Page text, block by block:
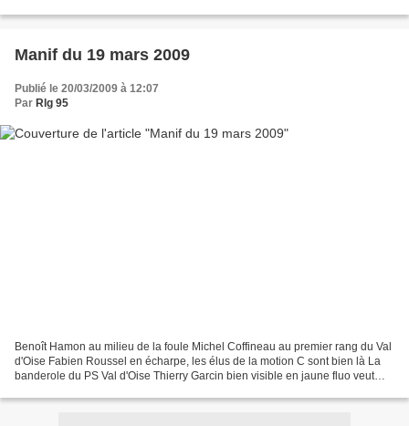
Manif du 19 mars 2009
Publié le 20/03/2009 à 12:07
Par Rlg 95
Benoît Hamon au milieu de la foule Michel Coffineau au premier rang du Val
d'Oise Fabien Roussel en écharpe, les élus de la motion C sont bien là La
banderole du PS Val d'Oise Thierry Garcin bien visible en jaune fluo veut